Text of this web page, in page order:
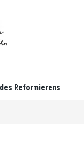
Reformierens